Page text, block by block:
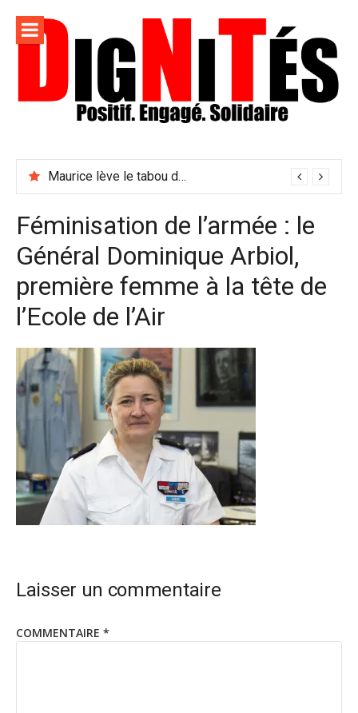
contenu
L'info
sociale,
solidaire
et
engagée
relayer ce qui fait avancer le monde
Maurice lève le tabou du viol conjugal
Féminisation de l’armée : le
Général Dominique Arbiol,
première femme à la tête de
l’Ecole de l’Air
Laisser un commentaire
COMMENTAIRE *